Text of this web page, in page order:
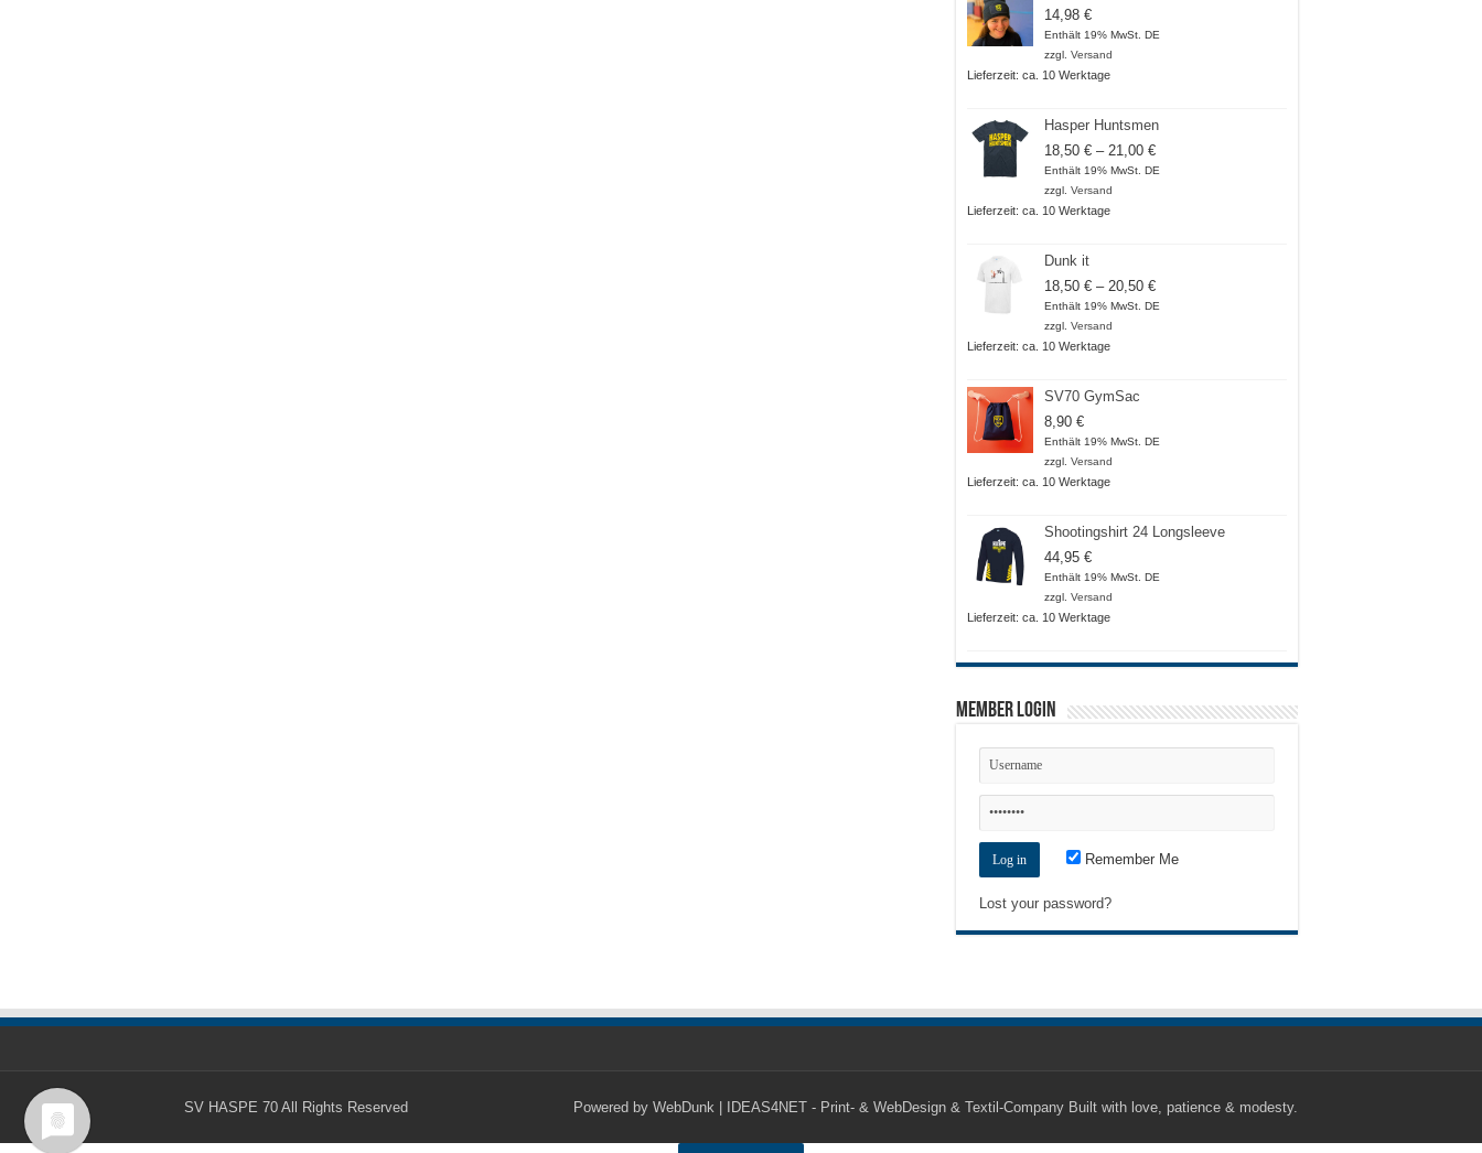
14,98 €
Enthält 19% MwSt. DE
zzgl. Versand
Lieferzeit: ca. 10 Werktage
Hasper Huntsmen
18,50 € – 21,00 €Preisspanne:
18,50 €
Enthält 19% MwSt. DE
zzgl. Versand
Lieferzeit: ca. 10 Werktage
Dunk it
18,50 € – 20,50 €Preisspanne:
18,50 €
Enthält 19% MwSt. DE
zzgl. Versand
Lieferzeit: ca. 10 Werktage
SV70 GymSac
8,90 €
Enthält 19% MwSt. DE
zzgl. Versand
Lieferzeit: ca. 10 Werktage
Shootingshirt 24 Longsleeve
44,95 €
Enthält 19% MwSt. DE
zzgl. Versand
Lieferzeit: ca. 10 Werktage
Member Login
Remember Me
Lost your password?
Powered by WebDunk | IDEAS4NET - Print- & WebDesign & Textil-Company Built with love, patience & modesty.
SV HASPE 70 All Rights Reserved